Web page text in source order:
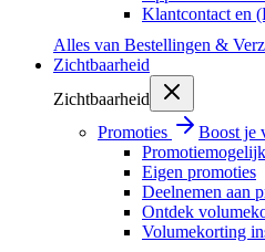
Klantcontact en
Alles van Bestellingen &
Zichtbaarheid
Zichtbaarheid
Promoties
Boost je
Eigen promoties
Deelnemen aan
Ontdek
Volumekorting